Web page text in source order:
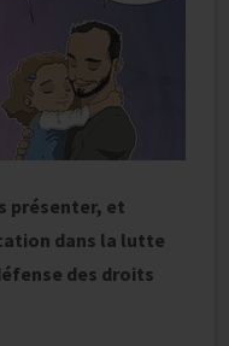
présenter, et
dans la lutte
des droits